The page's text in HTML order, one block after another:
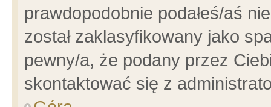
prawdopodobnie podałeś/aś
został zaklasyfikowany jako
pewny/a, że podany przez
skontaktować się z